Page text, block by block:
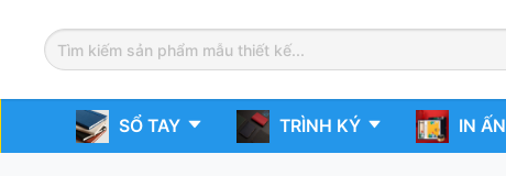
SỔ TAY TRÌNH KÝ IN ẤN